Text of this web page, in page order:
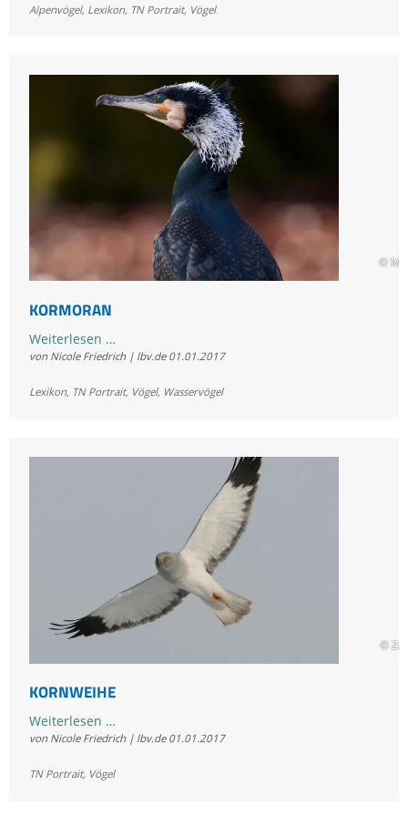
Alpenvögel, Lexikon, TN Portrait, Vögel
©
KORMORAN
Weiterlesen …Kormoran
von Nicole Friedrich | lbv.de 01.01.2017
Lexikon, TN Portrait, Vögel, Wasservögel
©
KORNWEIHE
Weiterlesen …Kornweihe
von Nicole Friedrich | lbv.de 01.01.2017
TN Portrait, Vögel